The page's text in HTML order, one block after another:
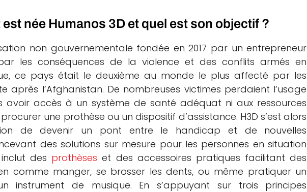
née Humanos 3D et quel est son objectif ?
non gouvernementale fondée en 2017 par un entrepreneur
les conséquences de la violence et des conflits armés en
ce pays était le deuxième au monde le plus affecté par les
après l’Afghanistan. De nombreuses victimes perdaient l’usage
avoir accès à un système de santé adéquat ni aux ressources
une prothèse ou un dispositif d’assistance. H3D s’est alors
de devenir un pont entre le handicap et de nouvelles
des solutions sur mesure pour les personnes en situation
des prothèses et des accessoires pratiques facilitant des
comme manger, se brosser les dents, ou même pratiquer un
instrument de musique. En s’appuyant sur trois principes